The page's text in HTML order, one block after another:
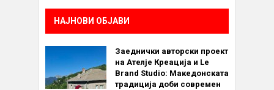
НАЈНОВИ ОБЈАВИ
Заеднички авторски проект
на Ателје Креација и Le
Brand Studio: Македонската
традиција доби современ